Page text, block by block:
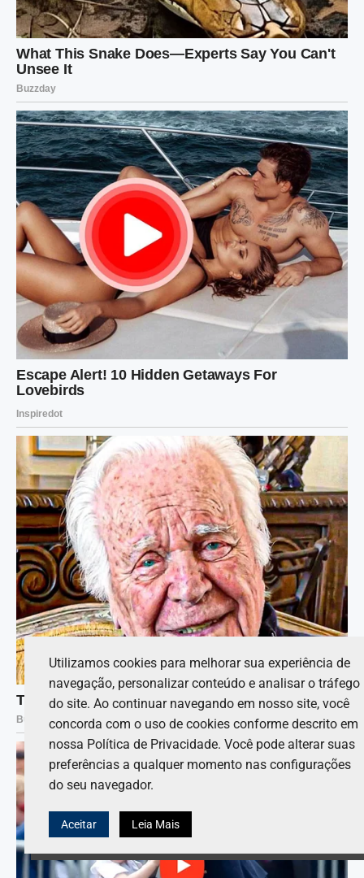
Utilizamos cookies para melhorar sua experiência de
navegação, personalizar conteúdo e analisar o tráfego
do site. Ao continuar navegando em nosso site, você
concorda com o uso de cookies conforme descrito em
nossa Política de Privacidade. Você pode alterar suas
preferências a qualquer momento nas configurações
do seu navegador.
Aceitar Leia Mais